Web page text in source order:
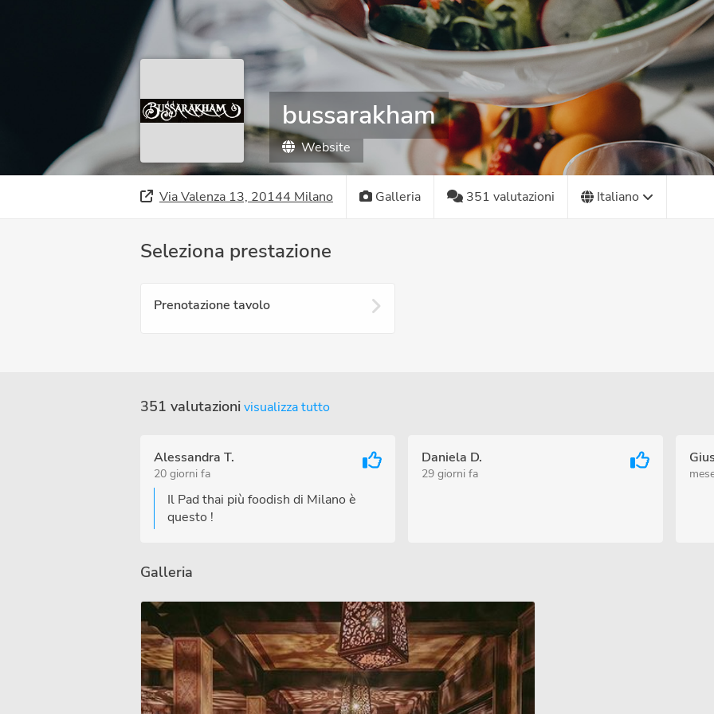
bussarakham
Website
Via Valenza 13, 20144 Milano Galleria 351 valutazioni Italiano
Seleziona prestazione
Prenotazione tavolo
351 valutazionivisualizza tutto
Alessandra T.
20 giorni fa
Il Pad thai più foodish di Milano è
questo !
Daniela D.
29 giorni fa
Galleria